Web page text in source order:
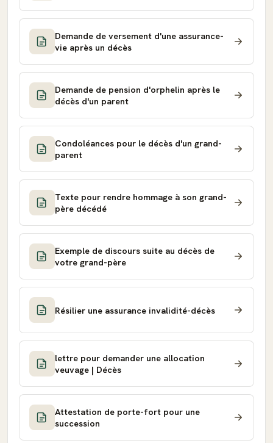
Demande de versement d'une assurance-
vie après un décès
Demande de pension d'orphelin après le
décès d'un parent
Condoléances pour le décès d'un grand-
parent
Texte pour rendre hommage à son grand-
père décédé
Exemple de discours suite au décès de
votre grand-père
Résilier une assurance invalidité-décès
lettre pour demander une allocation
veuvage | Décès
Attestation de porte-fort pour une
succession